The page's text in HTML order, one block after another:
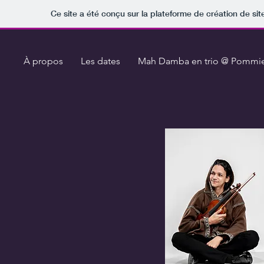
Ce site a été conçu sur la plateforme de création de
À propos Les dates Mah Damba en trio @